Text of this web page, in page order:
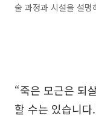
술 과정과 시설을 설
“죽은 모근은 되
할 수는 있습니다